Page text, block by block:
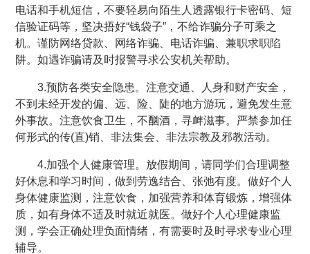
电话和手机短信，不要轻易向陌生人透露银行卡密码、短
信验证码等，坚决捂好“钱袋子”，不给诈骗分子可乘之
机。谨防网络贷款、网络诈骗、电话诈骗、兼职求职陷
阱。如遇诈骗请及时报警寻求公安机关帮助。
3.预防各类安全隐患。注意交通、人身和财产安全，
不到未经开发的偏、远、险、陡的地方游玩，避免发生意
外事故。注意饮食卫生，不酗酒，寻衅滋事。严禁参加任
何形式的传(直)销、非法集会、非法宗教及邪教活动。
4.加强个人健康管理。放假期间，请同学们合理调整
好休息和学习时间，做到劳逸结合、张弛有度。做好个人
身体健康监测，注意饮食，加强营养和体育锻炼，增强体
质，如有身体不适及时就近就医。做好个人心理健康监
测，学会正确处理负面情绪，有需要时及时寻求专业心理
辅导。